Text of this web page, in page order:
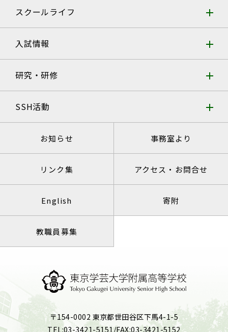
スクールライフ
入試情報
研究・研修
SSH活動
お知らせ 事務室より
リンク集 アクセス・お問合せ
English 寄附
教職員募集
〒154-0002 東京都世田谷区下馬4-1-5
TEL:03-3421-5151/FAX:03-3421-5152